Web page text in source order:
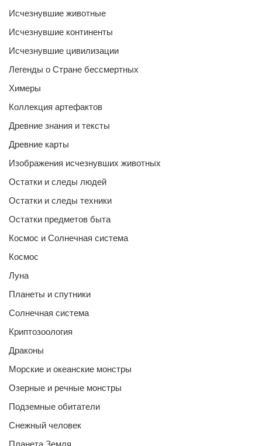
Исчезнувшие животные
Исчезнувшие континенты
Исчезнувшие цивилизации
Легенды о Стране бессмертных
Химеры
Коллекция артефактов
Древние знания и тексты
Древние карты
Изображения исчезнувших животных
Остатки и следы людей
Остатки и следы техники
Остатки предметов быта
Космос и Солнечная система
Космос
Луна
Планеты и спутники
Солнечная система
Криптозоология
Драконы
Морские и океанские монстры
Озерные и речные монстры
Подземные обитатели
Снежный человек
Планета Земля